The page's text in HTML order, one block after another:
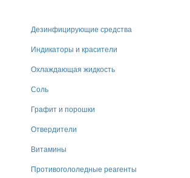
Дезинфицирующие средства
Индикаторы и красители
Охлаждающая жидкость
Соль
Графит и порошки
Отвердители
Витамины
Противогололедные реагенты